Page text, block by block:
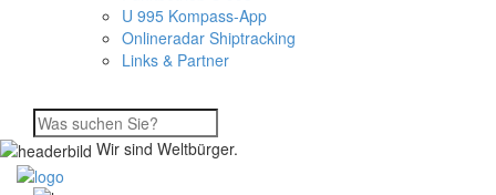
U 995 Kompass-App
Onlineradar Shiptracking
Links & Partner
Wir sind Weltbürger.